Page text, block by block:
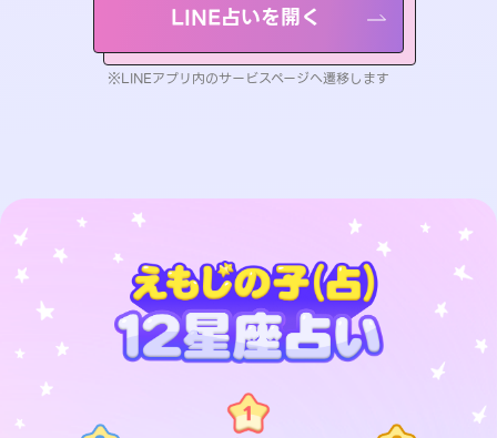
LINE占いを開く
※LINEアプリ内のサービスページへ遷移します